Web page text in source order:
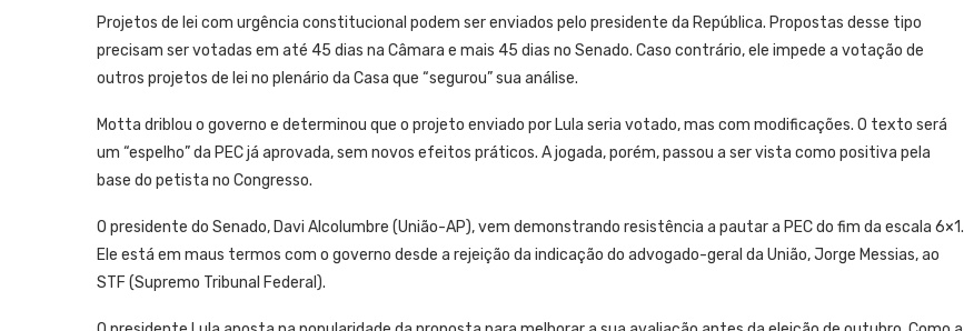
Projetos de lei com urgência constitucional podem ser enviados pelo presidente da República. Propostas desse tipo
precisam ser votadas em até 45 dias na Câmara e mais 45 dias no Senado. Caso contrário, ele impede a votação de
outros projetos de lei no plenário da Casa que “segurou” sua análise.
Motta driblou o governo e determinou que o projeto enviado por Lula seria votado, mas com modificações. O texto será
um “espelho” da PEC já aprovada, sem novos efeitos práticos. A jogada, porém, passou a ser vista como positiva pela
base do petista no Congresso.
O presidente do Senado, Davi Alcolumbre (União-AP), vem demonstrando resistência a pautar a PEC do fim da escala 6×1.
Ele está em maus termos com o governo desde a rejeição da indicação do advogado-geral da União, Jorge Messias, ao
STF (Supremo Tribunal Federal).